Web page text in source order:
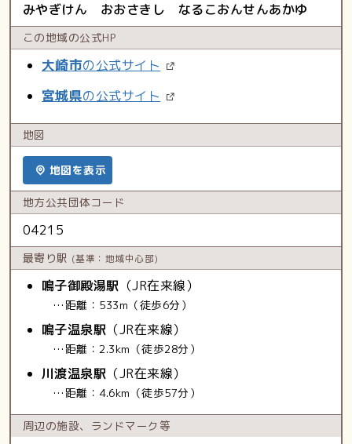
みやぎけん おおさきし なるこおんせんあかゆ
この地域の公式HP
大崎市の公式サイト
宮城県の公式サイト
地図
地図を表示
地方公共団体コード
04215
最寄り駅 (基準：地域中心部)
鳴子御殿湯駅 （JR在来線）
…距離：533m（徒歩6分）
鳴子温泉駅 （JR在来線）
…距離：2.3km（徒歩28分）
川渡温泉駅 （JR在来線）
…距離：4.6km（徒歩57分）
周辺の施設、 ランドマーク等